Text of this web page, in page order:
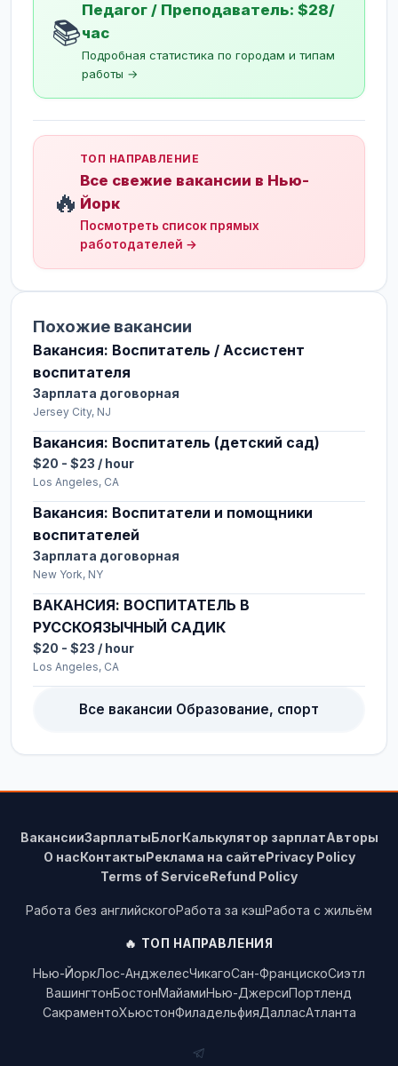
📚
Педагог / Преподаватель: $28/
час
Подробная статистика по городам и типам
работы →
🔥
ТОП НАПРАВЛЕНИЕ
Все свежие вакансии в Нью-
Йорк
Посмотреть список прямых
работодателей →
Похожие вакансии
Вакансия: Воспитатель / Ассистент
воспитателя
Зарплата договорная
Jersey City, NJ
Вакансия: Воспитатель (детский сад)
$20 - $23 / hour
Los Angeles, CA
Вакансия: Воспитатели и помощники
воспитателей
Зарплата договорная
New York, NY
ВАКАНСИЯ: ВОСПИТАТЕЛЬ В
РУССКОЯЗЫЧНЫЙ САДИК
$20 - $23 / hour
Los Angeles, CA
Все вакансии Образование, спорт
ВакансииЗарплатыБлогКалькулятор зарплатАвторы
О насКонтактыРеклама на сайтеPrivacy Policy
Terms of ServiceRefund Policy
Работа без английскогоРабота за кэшРабота с жильём
🔥 ТОП НАПРАВЛЕНИЯ
Нью-ЙоркЛос-АнджелесЧикагоСан-ФранцискоСиэтл
ВашингтонБостонМайамиНью-ДжерсиПортленд
СакраментоХьюстонФиладельфияДалласАтланта